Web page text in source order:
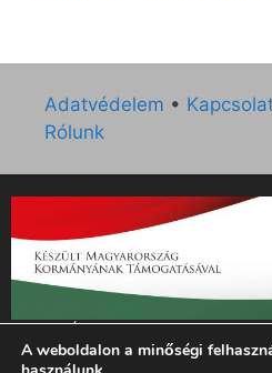
Adatvédelem •
Rólunk
„Az Új Ember katolikus
támogatását az EGYH-KCP-
A weboldalon a minőségi